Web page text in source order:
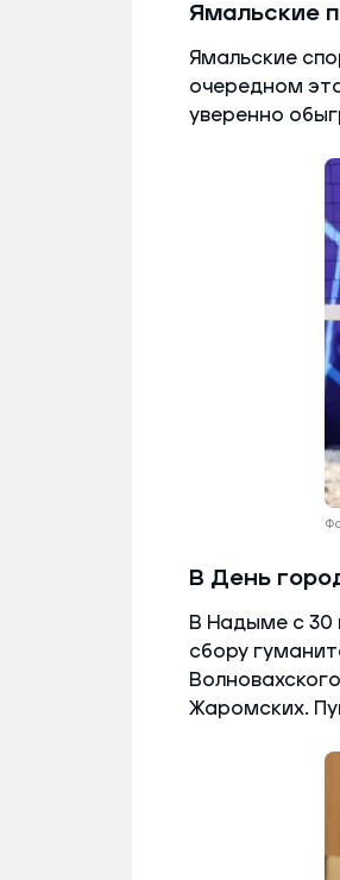
Ямальские
Ямальские
очередном
уверенно
В День
В Надыме с 30
сбору
Жаромских.